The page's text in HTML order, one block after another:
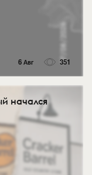
6 Авг 351
начался